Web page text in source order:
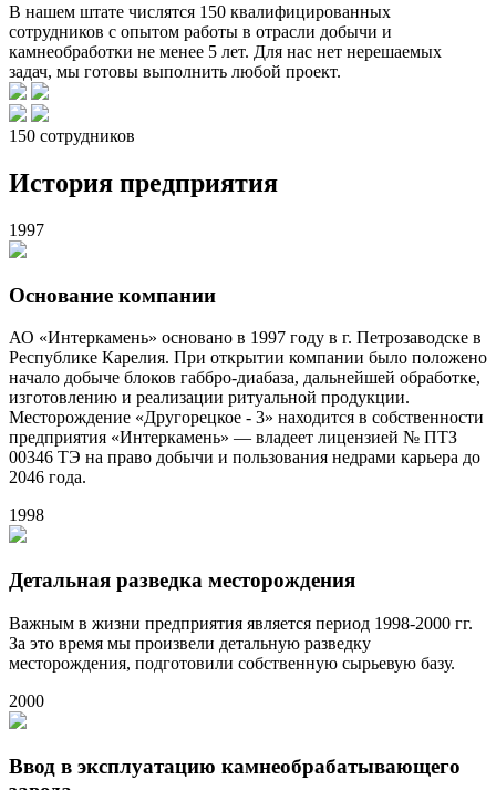
В нашем штате числятся 150 квалифицированных
сотрудников с опытом работы в отрасли добычи и
камнеобработки не менее 5 лет. Для нас нет нерешаемых
задач, мы готовы выполнить любой проект.
150 сотрудников
История предприятия
1997
Основание компании
АО «Интеркамень» основано в 1997 году в г. Петрозаводске в
Республике Карелия. При открытии компании было положено
начало добыче блоков габбро-диабаза, дальнейшей обработке,
изготовлению и реализации ритуальной продукции.
Месторождение «Другорецкое - 3» находится в собственности
предприятия «Интеркамень» — владеет лицензией № ПТЗ
00346 ТЭ на право добычи и пользования недрами карьера до
2046 года.
1998
Детальная разведка месторождения
Важным в жизни предприятия является период 1998-2000 гг.
За это время мы произвели детальную разведку
месторождения, подготовили собственную сырьевую базу.
2000
Ввод в эксплуатацию камнеобрабатывающего